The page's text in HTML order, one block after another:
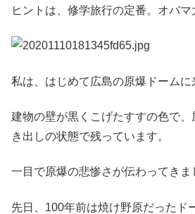
ヒントは、修学旅行の定番。オバマ
私は、はじめて広島の原爆ドームに
建物の壁が黒くこげたすすの色で
き出しの状態で残っています。
一目で原爆の悲惨さが伝わってきま
先日、100年前は焼け野原だったド